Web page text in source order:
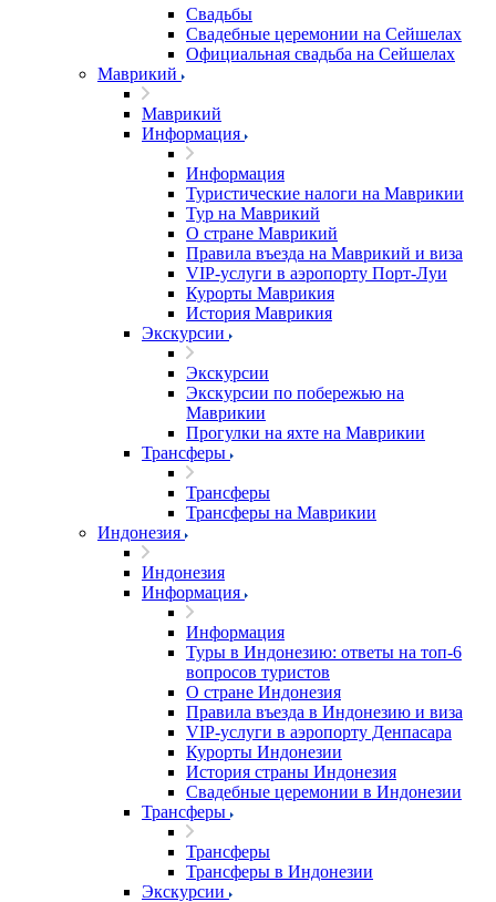
Свадьбы
Свадебные церемонии на Сейшелах
Официальная свадьба на Сейшелах
Маврикий
Маврикий
Информация
Информация
Туристические налоги на Маврикии
Тур на Маврикий
О стране Маврикий
Правила въезда на Маврикий и виза
VIP-услуги в аэропорту Порт-Луи
Курорты Маврикия
История Маврикия
Экскурсии
Экскурсии
Экскурсии по побережью на
Маврикии
Прогулки на яхте на Маврикии
Трансферы
Трансферы
Трансферы на Маврикии
Индонезия
Индонезия
Информация
Информация
Туры в Индонезию: ответы на топ-6
вопросов туристов
О стране Индонезия
Правила въезда в Индонезию и виза
VIP-услуги в аэропорту Денпасара
Курорты Индонезии
История страны Индонезия
Свадебные церемонии в Индонезии
Трансферы
Трансферы
Трансферы в Индонезии
Экскурсии